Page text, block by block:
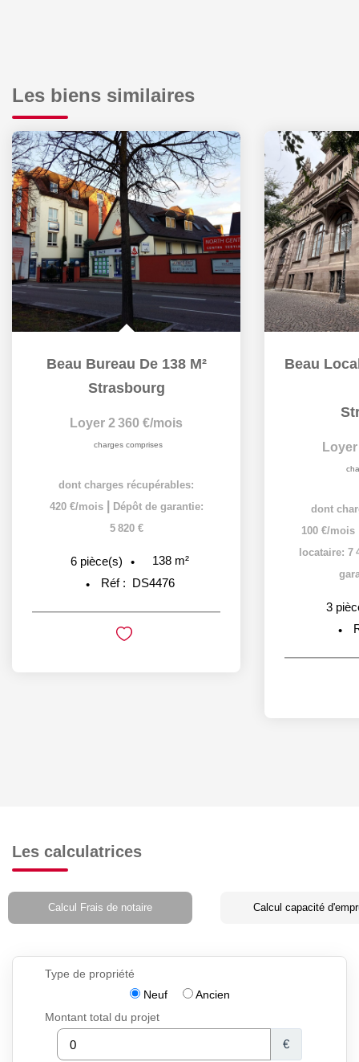
Les biens similaires
Beau Bureau De 138 M²
Strasbourg
Loyer 2 360 €/mois
charges comprises
dont charges récupérables:
420 €/mois
Dépôt de garantie:
5 820 €
6 pièce(s) 138 m²
Réf : DS4476
dont
100 €/mois
locataire: 7
3
Les calculatrices
Calcul Frais de notaire Calcul capacité